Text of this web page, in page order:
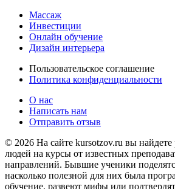
Массаж
Инвестиции
Онлайн обучение
Дизайн интерьера
Пользовательское соглашение
Политика конфиденциальности
О нас
Написать нам
Отправить отзыв
© 2026 На сайте kursotzov.ru вы
людей на курсы от известных
направлений. Бывшие ученики
насколько полезной для них была
обучение, развеют мифы или